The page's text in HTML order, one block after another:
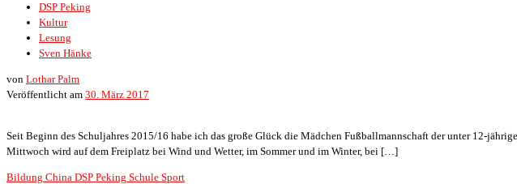
DSP Peking
Kultur
Lesung
Sven Hänke
von Lothar Palm
Veröffentlicht am 30. März 2017
Seit Beginn des Schuljahres 2015/16 habe ich das große Glück die Mädchen Fußballmannschaft der unter 12-
Mittwoch wird auf dem Freiplatz bei Wind und Wetter, im Sommer und im Winter, bei […]
Bildung China DSP Peking Schule Sport